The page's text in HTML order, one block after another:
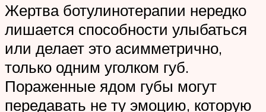
Жертва ботулинотерапии нередко
лишается способности улыбаться
или делает это асимметрично,
только одним уголком губ.
Пораженные ядом губы могут
передавать не ту эмоцию, которую